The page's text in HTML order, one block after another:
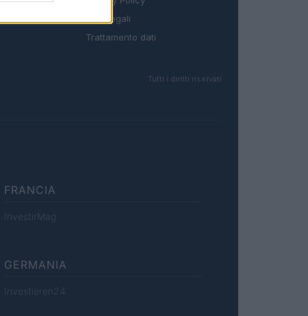
Note legali
Trattamento dati
Tutti i diritti riservati
FRANCIA
InvestirMag
GERMANIA
Investieren24